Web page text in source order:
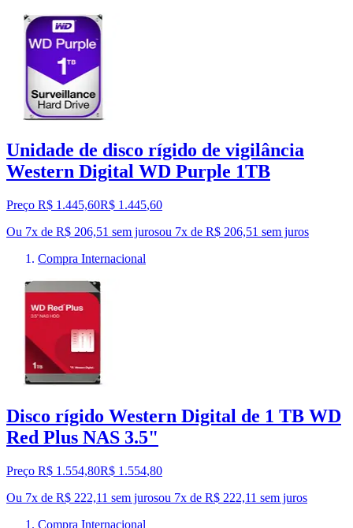
Unidade de disco rígido de vigilância
Western Digital WD Purple 1TB
Preço R$ 1.445,60R$ 1.445,60
Ou 7x de R$ 206,51 sem jurosou 7x de R$ 206,51 sem juros
Compra Internacional
Disco rígido Western Digital de 1 TB WD
Red Plus NAS 3.5"
Preço R$ 1.554,80R$ 1.554,80
Ou 7x de R$ 222,11 sem jurosou 7x de R$ 222,11 sem juros
Compra Internacional